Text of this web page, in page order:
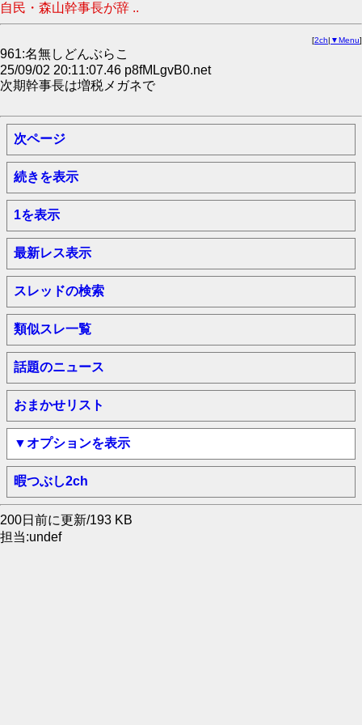
自民・森山幹事長が辞 ..
[2ch| ▼Menu]
961:名無しどんぶらこ
25/09/02 20:11:07.46 p8fMLgvB0.net
次期幹事長は増税メガネで
次ページ
続きを表示
1を表示
最新レス表示
スレッドの検索
類似スレ一覧
話題のニュース
おまかせリスト
▼オプションを表示
暇つぶし2ch
200日前に更新/193 KB
担当:undef